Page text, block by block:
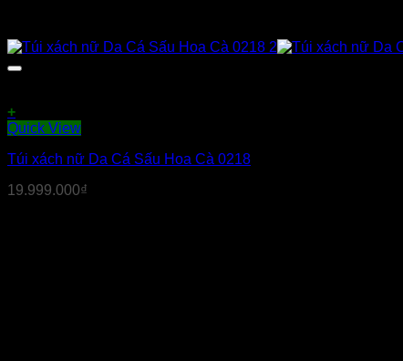
+
Quick View
Túi xách nữ Da Cá Sấu Hoa Cà 0218
19.999.000₫